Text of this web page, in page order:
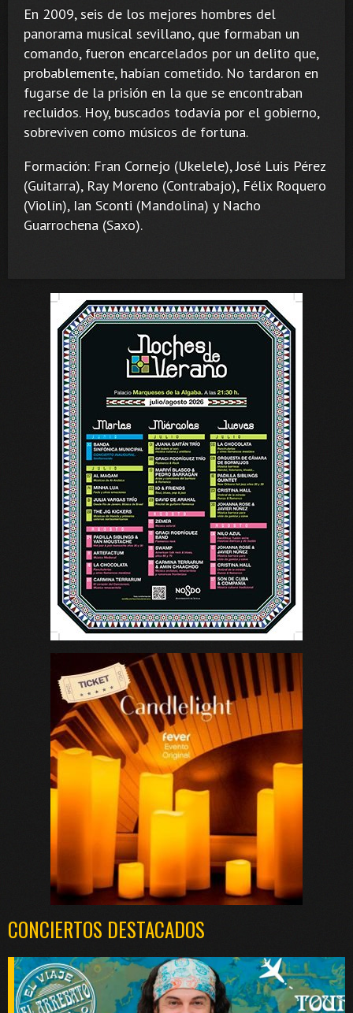
En 2009, seis de los mejores hombres del
panorama musical sevillano, que formaban un
comando, fueron encarcelados por un delito que,
probablemente, habían cometido. No tardaron en
fugarse de la prisión en la que se encontraban
recluidos. Hoy, buscados todavía por el gobierno,
sobreviven como músicos de fortuna.
Formación: Fran Cornejo (Ukelele), José Luis Pérez
(Guitarra), Ray Moreno (Contrabajo), Félix Roquero
(Violín), Ian Sconti (Mandolina) y Nacho
Guarrochena (Saxo).
CONCIERTOS DESTACADOS